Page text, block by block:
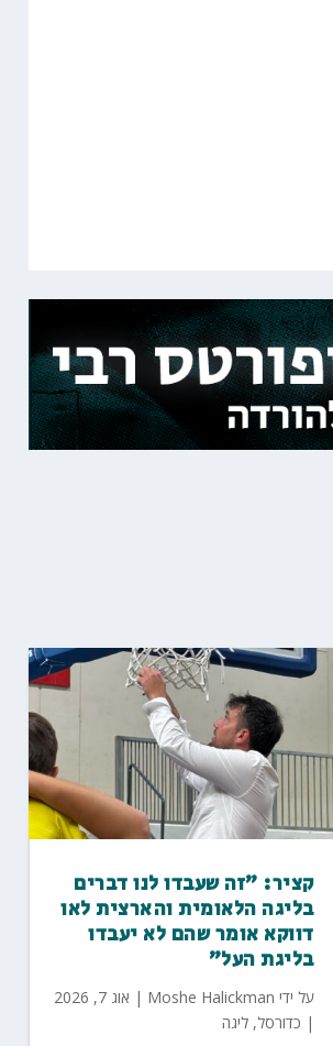
קציר: "זה שעבדו לנו דברים
בליגה הלאומית והארצית לאו
דווקא אומר שהם לא יעבדו
בליגת העל"
על ידי Moshe Halickman
| אוג 7, 2026
| כדורסל,ליגה